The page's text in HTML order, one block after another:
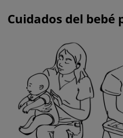
Cuidados del bebé